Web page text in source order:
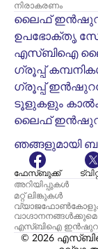
നിരാകരണം
ലൈഫ്
ഉപഭോക്തൃ
എസ്‌ബിഐ
ഗ്രൂപ്പ്
ഗ്രൂപ്പ്
ടൂളുകളും
ലൈഫ്
ഞങ്ങളുമായി
ഫേസ്ബുക്ക്
അറിയിപ്പുകൾ
മറ്റ് ലിങ്കുകൾ
എസ്‌ബി‌ഐ ഇൻഷുറൻസ്
© 2026